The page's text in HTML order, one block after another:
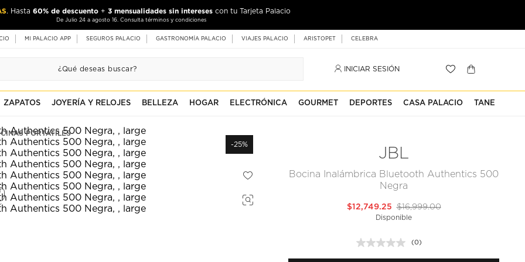
. Hasta 60% de descuento + 3 mensualidades sin intereses con tu Tarjeta Palacio
De Julio 24 a agosto 16. Consulta términos y condiciones
MI PALACIO APP SEGUROS PALACIO GASTRONOMÍA PALACIO VIAJES PALACIO ARISTOPET CELEBRA
INICIAR SESIÓN
ZAPATOS JOYERÍA Y RELOJES BELLEZA HOGAR ELECTRÓNICA GOURMET DEPORTES CASA PALACIO TANE
PORTÁTILES
-25%
JBL
Bocina Inalámbrica Bluetooth Authentics 500
Negra
$16,999.00
$12,749.25
Disponible
Sin
puntuación.
(0)